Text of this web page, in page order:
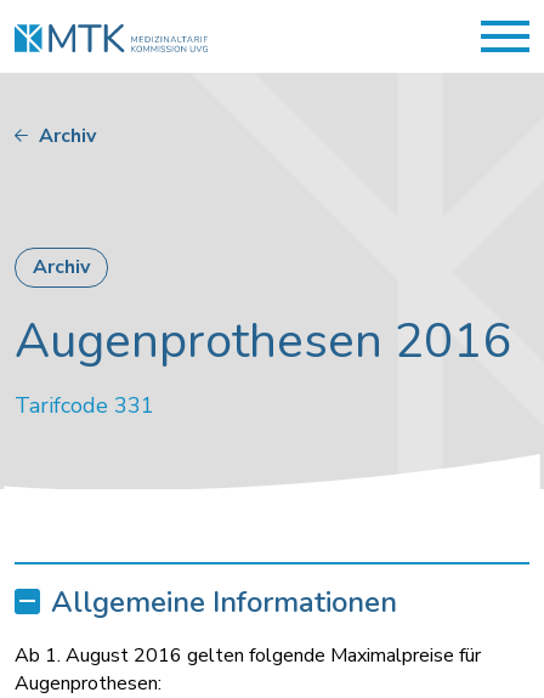
Archiv
Archiv
Augenprothesen 2016
Tarifcode 331
Allgemeine Informationen
Ab 1. August 2016 gelten folgende Maximalpreise für
Augenprothesen: